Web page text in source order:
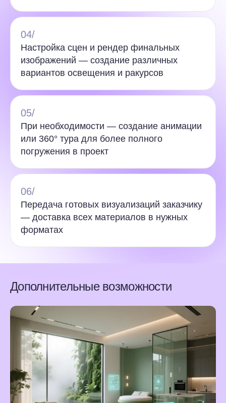
04/
Настройка сцен и рендер финальных
изображений — создание различных
вариантов освещения и ракурсов
05/
При необходимости — создание анимации
или 360° тура для более полного
погружения в проект
06/
Передача готовых визуализаций заказчику
— доставка всех материалов в нужных
форматах
Дополнительные возможности